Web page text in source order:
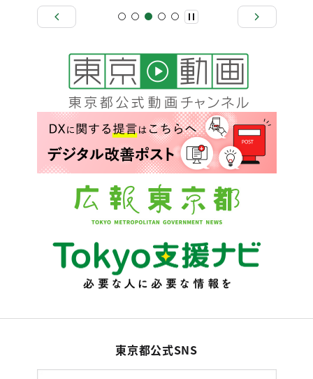
東京都公式SNS